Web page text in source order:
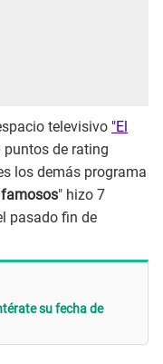
televisivo "El
puntos de rating
los demás programa
" hizo 7
pasado fin de
su fecha de